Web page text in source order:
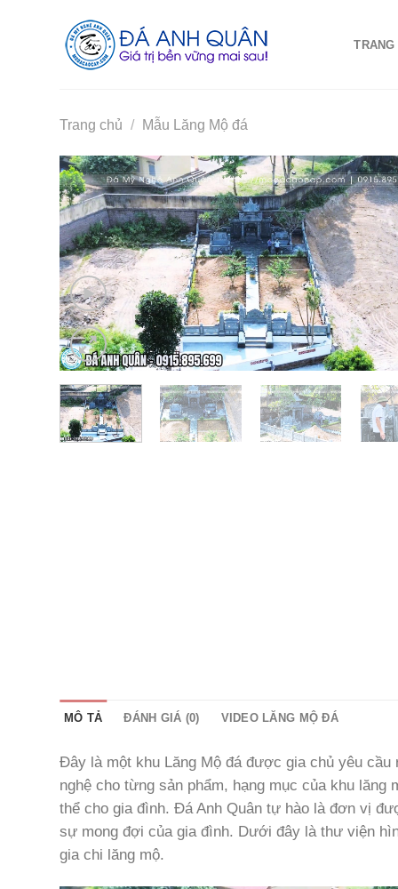
TRANG
Trang chủ / Mẫu Lăng Mộ đá
MÔ TẢ ĐÁNH GIÁ (0) VIDEO LĂNG MỘ ĐÁ
Đây là một khu Lăng Mộ đá được gia chủ yêu
nghệ cho từng sản phẩm, hạng mục của khu
thể cho gia đình. Đá Anh Quân tự hào là đơn vị
sự mong đợi của gia đình. Dưới đây là thư viện
gia chi lăng mộ.